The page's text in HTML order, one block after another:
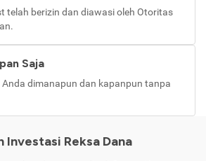
telah berizin dan diawasi oleh Otoritas
Saja
dimanapun dan kapanpun tanpa
Investasi Reksa Dana